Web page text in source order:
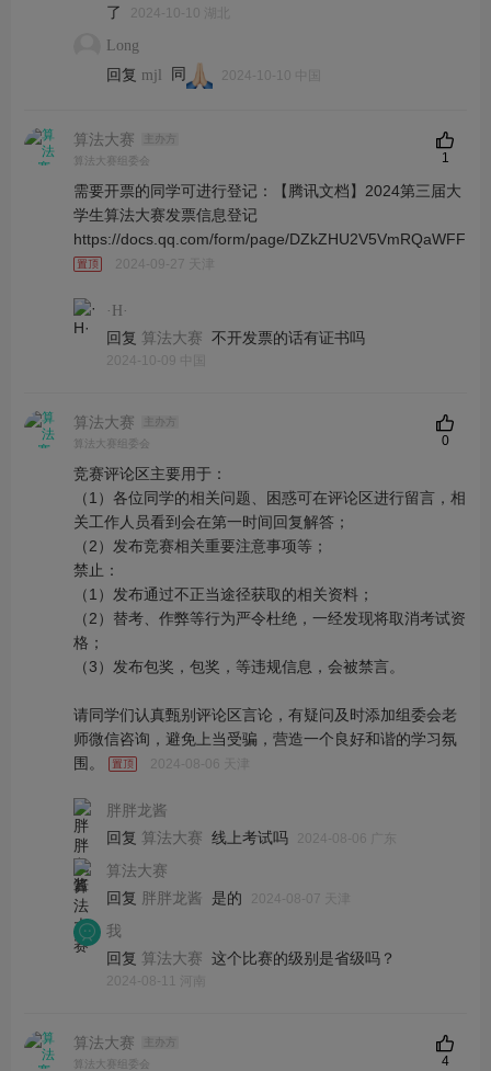
了
2024-10-10 湖北
Long
回复 mjl 同 2024-10-10 中国
算法大赛
主办方
算法大赛组委会
需要开票的同学可进行登记：【腾讯文档】2024第三届大
学生算法大赛发票信息登记
https://docs.qq.com/form/page/DZkZHU2V5VmRQaWFF
2024-09-27 天津
1
·H·
回复 算法大赛 不开发票的话有证书吗
2024-10-09 中国
算法大赛
主办方
算法大赛组委会
竞赛评论区主要用于：
（1）各位同学的相关问题、困惑可在评论区进行留言，相
关工作人员看到会在第一时间回复解答；
（2）发布竞赛相关重要注意事项等；
禁止：
（1）发布通过不正当途径获取的相关资料；
（2）替考、作弊等行为严令杜绝，一经发现将取消考试资
格；
（3）发布包奖，包奖，等违规信息，会被禁言。
请同学们认真甄别评论区言论，有疑问及时添加组委会老
师微信咨询，避免上当受骗，营造一个良好和谐的学习氛
围。
2024-08-06 天津
0
胖胖龙酱
回复 算法大赛 线上考试吗 2024-08-06 广东
算法大赛
回复 胖胖龙酱 是的 2024-08-07 天津
我
回复 算法大赛 这个比赛的级别是省级吗？
2024-08-11 河南
算法大赛
主办方
算法大赛组委会
4